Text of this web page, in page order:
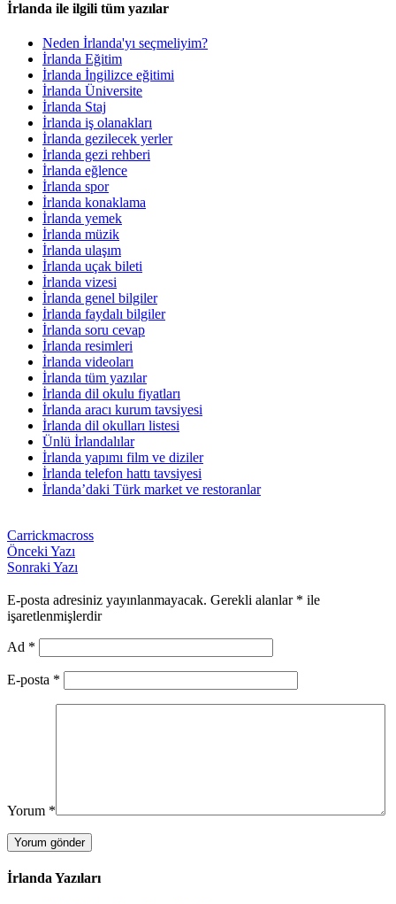
İrlanda ile ilgili tüm yazılar
Neden İrlanda'yı seçmeliyim?
İrlanda Eğitim
İrlanda İngilizce eğitimi
İrlanda Üniversite
İrlanda Staj
İrlanda iş olanakları
İrlanda gezilecek yerler
İrlanda gezi rehberi
İrlanda eğlence
İrlanda spor
İrlanda konaklama
İrlanda yemek
İrlanda müzik
İrlanda ulaşım
İrlanda uçak bileti
İrlanda vizesi
İrlanda genel bilgiler
İrlanda faydalı bilgiler
İrlanda soru cevap
İrlanda resimleri
İrlanda videoları
İrlanda tüm yazılar
İrlanda dil okulu fiyatları
İrlanda aracı kurum tavsiyesi
İrlanda dil okulları listesi
Ünlü İrlandalılar
İrlanda yapımı film ve diziler
İrlanda telefon hattı tavsiyesi
İrlanda’daki Türk market ve restoranlar
Carrickmacross
Önceki Yazı
Sonraki Yazı
E-posta adresiniz yayınlanmayacak. Gerekli alanlar * ile
işaretlenmişlerdir
Ad *
E-posta *
Yorum *
İrlanda Yazıları